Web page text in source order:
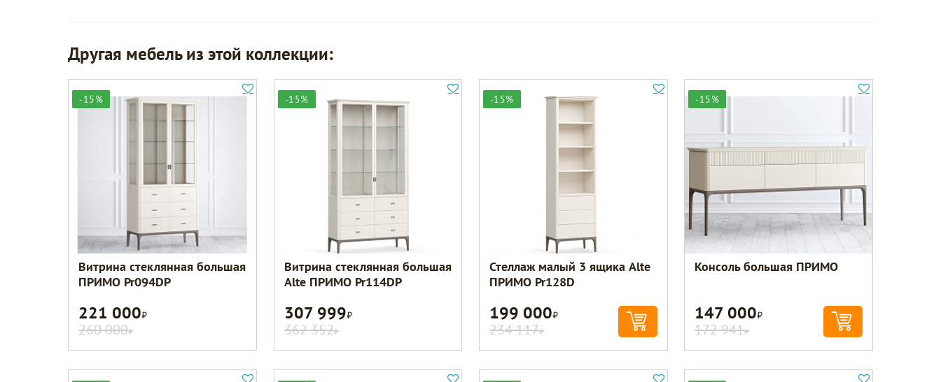
Другая мебель из этой коллекции:
-15%
Витрина стеклянная большая
ПРИМО Pr094DP
221 000Р
260 000Р
-15%
Витрина стеклянная большая
Alte ПРИМО Pr114DP
307 999Р
362 352Р
-15%
Стеллаж малый 3 ящика Alte
ПРИМО Pr128D
199 000Р
234 117Р
-15%
Консоль большая ПРИМО
147 000Р
172 941Р